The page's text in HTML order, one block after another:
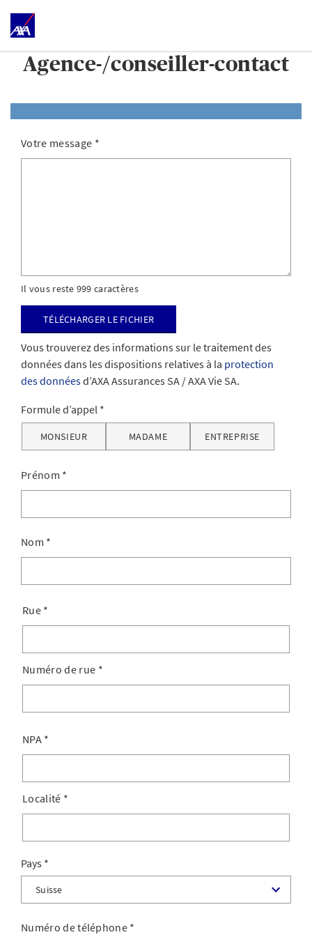
Agence-/conseiller-contact
Votre message *
Il vous reste 999 caractères
Télécharger le fichier
Vous trouverez des informations sur le traitement des
données dans les dispositions relatives à la protection
des donnéesd’AXA Assurances SA / AXA Vie SA.
Formule d’appel
MONSIEUR MADAME ENTREPRISE
Prénom *
Nom *
Rue *
Numéro de rue *
NPA *
Localité *
Pays
Numéro de téléphone *